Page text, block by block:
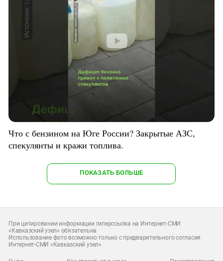
Что с бензином на Юге России? Закрытые АЗС,
спекулянты и кражи топлива.
ПОКАЗАТЬ БОЛЬШЕ
При цитировании информации гиперссылка на Интернет-СМИ
«Кавказский узел» обязательна
Использование фото возможно только с предварительного согласия
Интернет-СМИ «Кавказский узел»